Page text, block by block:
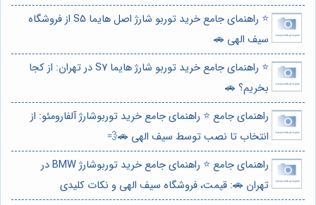
⭐️ راهنمای جامع خرید توربو شارژ اصل هایما S5 از فروشگاه
سیف الهی 🚗
⭐️ راهنمای جامع خرید توربو شارژ هایما S7 در تهران: از کجا
بخریم؟ 🚗
راهنمای جامع ⭐️ راهنمای جامع خرید توربوشارژ آلفارومئو: از
انتخاب تا نصب توسط سیف الهی 🚗💨
راهنمای جامع ⭐️ راهنمای جامع خرید توربوشارژ BMW در
تهران 🚗: قیمت، فروشگاه سیف الهی و نکات کلیدی